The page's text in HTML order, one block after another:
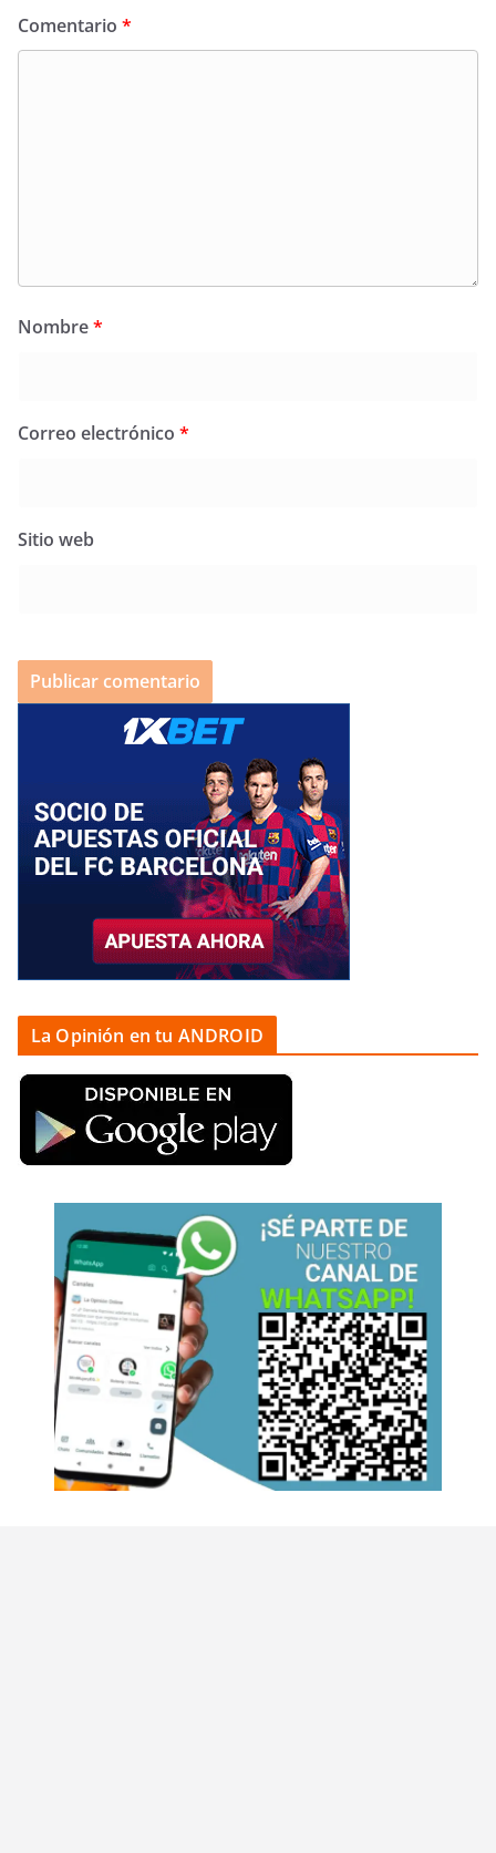
Comentario *
Nombre*
Correo electrónico *
Sitio web
La Opinión en tu ANDROID